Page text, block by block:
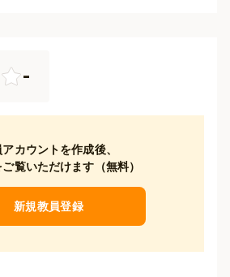
-
カウントを作成後、
覧いただけます（無料）
新規教員登録